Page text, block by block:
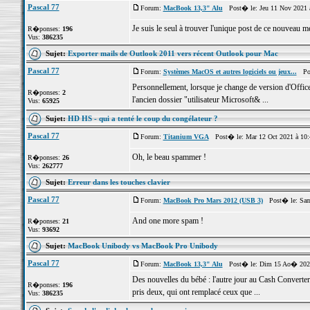
Pascal 77
R�ponses: 196
Vus: 386235
Forum: MacBook 13,3" Alu Post� le: Jeu 11 Nov
Je suis le seul à trouver l'unique post de ce nouveau
Sujet:Exporter mails de Outlook 2011 vers récent Outlook pour Mac
Pascal 77
R�ponses: 2
Vus: 65925
Forum: Systèmes MacOS et autres logiciels ou jeux...
Personnellement, lorsque je change de version
l'ancien dossier "utilisateur Microsoft& ...
Sujet:HD HS - qui a tenté le coup du congélateur ?
Pascal 77
R�ponses: 26
Vus: 262777
Forum: Titanium VGAPost� le: Mar 12 Oct 2021 à
Oh, le beau spammer !
Sujet:Erreur dans les touches clavier
Pascal 77
R�ponses: 21
Vus: 93692
Forum: MacBook Pro Mars 2012 (USB 3)Post� le:
And one more spam !
Sujet:MacBook Unibody vs MacBook Pro Unibody
Pascal 77
R�ponses: 196
Vus: 386235
Forum: MacBook 13,3" Alu Post� le: Dim 15 Ao�
Des nouvelles du bébé : l'autre jour au Cash
pris deux, qui ont remplacé ceux que ...